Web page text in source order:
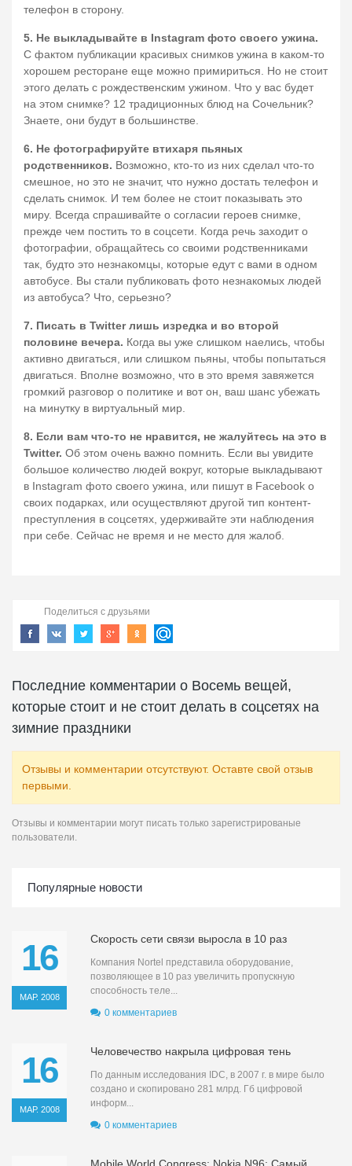
телефон в сторону.
5. Не выкладывайте в Instagram фото своего ужина.
С фактом публикации красивых снимков ужина в каком-то
хорошем ресторане еще можно примириться. Но не стоит
этого делать с рождественским ужином. Что у вас будет
на этом снимке? 12 традиционных блюд на Сочельник?
Знаете, они будут в большинстве.
6. Не фотографируйте втихаря пьяных
родственников. Возможно, кто-то из них сделал что-то
смешное, но это не значит, что нужно достать телефон и
сделать снимок. И тем более не стоит показывать это
миру. Всегда спрашивайте о согласии героев снимке,
прежде чем постить то в соцсети. Когда речь заходит о
фотографии, обращайтесь со своими родственниками
так, будто это незнакомцы, которые едут с вами в одном
автобусе. Вы стали публиковать фото незнакомых людей
из автобуса? Что, серьезно?
7. Писать в Twitter лишь изредка и во второй
половине вечера. Когда вы уже слишком наелись, чтобы
активно двигаться, или слишком пьяны, чтобы попытаться
двигаться. Вполне возможно, что в это время завяжется
громкий разговор о политике и вот он, ваш шанс убежать
на минутку в виртуальный мир.
8. Если вам что-то не нравится, не жалуйтесь на это в
Twitter. Об этом очень важно помнить. Если вы увидите
большое количество людей вокруг, которые выкладывают
в Instagram фото своего ужина, или пишут в Facebook о
своих подарках, или осуществляют другой тип контент-
преступления в соцсетях, удерживайте эти наблюдения
при себе. Сейчас не время и не место для жалоб.
Поделиться с друзьями
Последние комментарии о Восемь вещей,
которые стоит и не стоит делать в соцсетях на
зимние праздники
Отзывы и комментарии отсутствуют. Оставте свой отзыв
первыми.
Отзывы и комментарии могут писать только зарегистрированые
пользователи.
Популярные новости
16
МАР. 2008
Скорость сети связи выросла в 10 раз
Компания Nortel представила оборудование,
позволяющее в 10 раз увеличить пропускную
способность теле...
0 комментариев
16
МАР. 2008
Человечество накрыла цифровая тень
По данным исследования IDC, в 2007 г. в мире было
создано и скопировано 281 млрд. Гб цифровой
информ...
0 комментариев